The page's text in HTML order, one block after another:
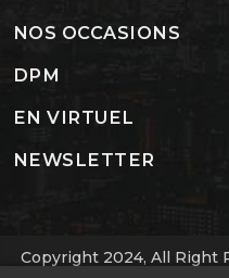
NOS OCCASIONS
DPM
EN VIRTUEL
NEWSLETTER
Copyright 2024, All Right